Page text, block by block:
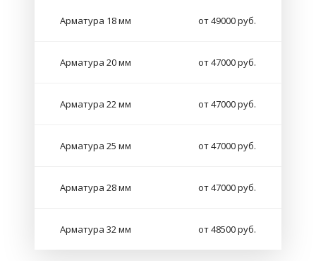
Арматура 18 мм от 49000 руб.
Арматура 20 мм от 47000 руб.
Арматура 22 мм от 47000 руб.
Арматура 25 мм от 47000 руб.
Арматура 28 мм от 47000 руб.
Арматура 32 мм от 48500 руб.